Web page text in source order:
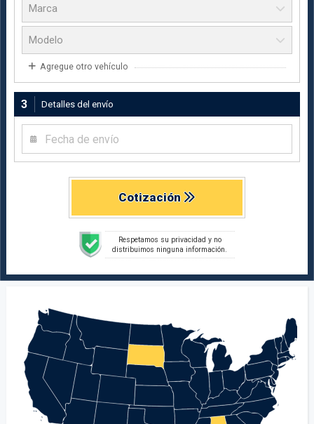
Agregue otro vehículo
3 Detalles del envío
Cotización
Respetamos su privacidad y no
distribuimos ninguna información.